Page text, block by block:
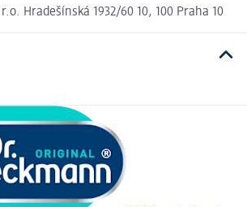
Hradešínská 1932/60 10, 100 Praha 10